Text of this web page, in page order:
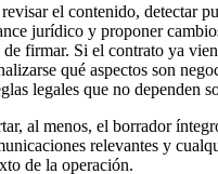
el contenido, detectar
jurídico y proponer
de firmar. Si el contrato ya
qué aspectos son
legales que no dependen
al menos, el borrador
relevantes y
de la operación.